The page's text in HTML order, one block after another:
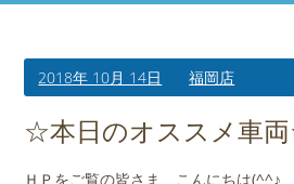
買取査定のご案内
店舗案内
2018年 10月 14日 福岡店
☆本日のオススメ車
ＨＰをご覧の皆さま、こんにちは(^^♪